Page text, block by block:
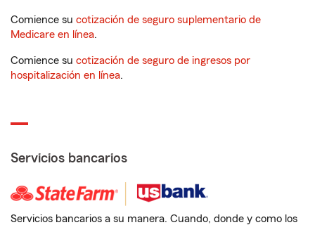
Comience su cotización de seguro suplementario de
Medicare en línea.
Comience su cotización de seguro de ingresos por
hospitalización en línea.
Servicios bancarios
Servicios bancarios a su manera. Cuando, donde y como los